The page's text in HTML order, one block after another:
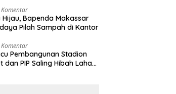
Hijau, Bapenda Makassar
Pilah Sampah di Kantor
Pembangunan Stadion
dan PIP Saling Hibah Lahan